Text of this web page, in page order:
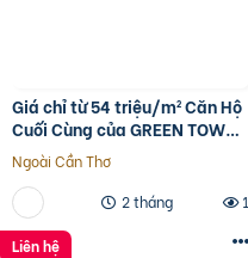
Giá chỉ từ 54 triệu/m² Căn Hộ
Cuối Cùng của GREEN TOWN
BÌNH TÂN
Ngoài Cần Thơ
2 tháng
1
Liên hệ